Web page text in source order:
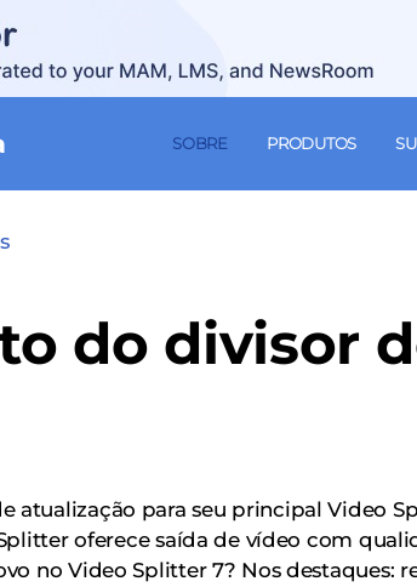
SOBRE PRODUTOS
do divisor
atualização para seu principal Video
oferece saída de vídeo com
no Video Splitter 7? Nos destaques: